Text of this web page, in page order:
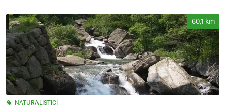
60,1 km
NATURALISTICI